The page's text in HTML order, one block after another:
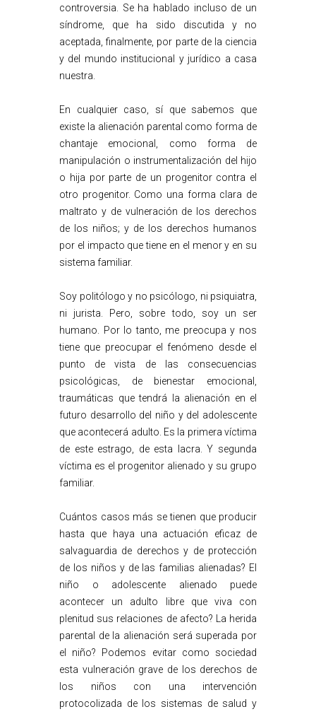
controversia. Se ha hablado incluso de un
síndrome, que ha sido discutida y no
aceptada, finalmente, por parte de la ciencia
y del mundo institucional y jurídico a casa
nuestra.
En cualquier caso, sí que sabemos que
existe la alienación parental como forma de
chantaje emocional, como forma de
manipulación o instrumentalización del hijo
o hija por parte de un progenitor contra el
otro progenitor. Como una forma clara de
maltrato y de vulneración de los derechos
de los niños; y de los derechos humanos
por el impacto que tiene en el menor y en su
sistema familiar.
Soy politólogo y no psicólogo, ni psiquiatra,
ni jurista. Pero, sobre todo, soy un ser
humano. Por lo tanto, me preocupa y nos
tiene que preocupar el fenómeno desde el
punto de vista de las consecuencias
psicológicas, de bienestar emocional,
traumáticas que tendrá la alienación en el
futuro desarrollo del niño y del adolescente
que acontecerá adulto. Es la primera víctima
de este estrago, de esta lacra. Y segunda
víctima es el progenitor alienado y su grupo
familiar.
Cuántos casos más se tienen que producir
hasta que haya una actuación eficaz de
salvaguardia de derechos y de protección
de los niños y de las familias alienadas? El
niño o adolescente alienado puede
acontecer un adulto libre que viva con
plenitud sus relaciones de afecto? La herida
parental de la alienación será superada por
el niño? Podemos evitar como sociedad
esta vulneración grave de los derechos de
los niños con una intervención
protocolizada de los sistemas de salud y